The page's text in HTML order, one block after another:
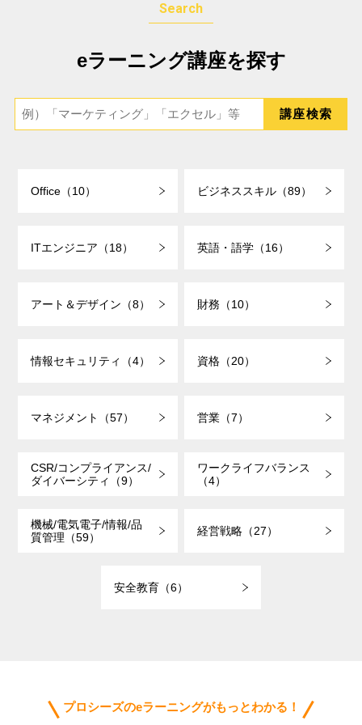
Search
eラーニング講座を探す
Office（10） ビジネススキル（89）
ITエンジニア（18） 英語・語学（16）
アート＆デザイン（8） 財務（10）
情報セキュリティ（4） 資格（20）
マネジメント（57） 営業（7）
CSR/コンプライアンス/
ダイバーシティ（9）
ワークライフバランス
（4）
機械/電気電子/情報/品
質管理（59）
経営戦略（27）
安全教育（6）
プロシーズのeラーニングがもっとわかる！